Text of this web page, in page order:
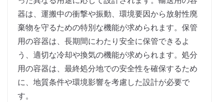
器は、運搬中の衝撃や振動、環境要因から放射性廃
棄物を守るための特別な機能が求められます。保管
用の容器は、長期間にわたり安全に保管できるよ
う、適切な冷却や換気の機能が求められます。処分
用の容器は、最終処分地での安全性を確保するため
に、地質条件や環境影響を考慮した設計が必要で
す。